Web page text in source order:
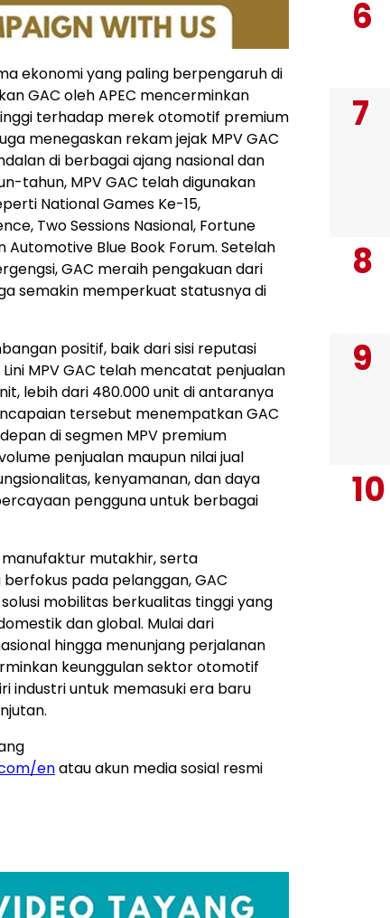
ekonomi yang paling berpengaruh di
GAC oleh APEC mencerminkan
terhadap merek otomotif premium
menegaskan rekam jejak MPV GAC
di berbagai ajang nasional dan
tahun, MPV GAC telah digunakan
National Games Ke-15,
Two Sessions Nasional, Fortune
Automotive Blue Book Forum. Setelah
GAC meraih pengakuan dari
semakin memperkuat statusnya di
positif, baik dari sisi reputasi
MPV GAC telah mencatat penjualan
lebih dari 480.000 unit di antaranya
tersebut menempatkan GAC
di segmen MPV premium
penjualan maupun nilai jual
kenyamanan, dan daya
pengguna untuk berbagai
mutakhir, serta
pada pelanggan, GAC
mobilitas berkualitas tinggi yang
dan global. Mulai dari
hingga menunjang perjalanan
keunggulan sektor otomotif
industri untuk memasuki era baru
enatau akun media sosial resmi